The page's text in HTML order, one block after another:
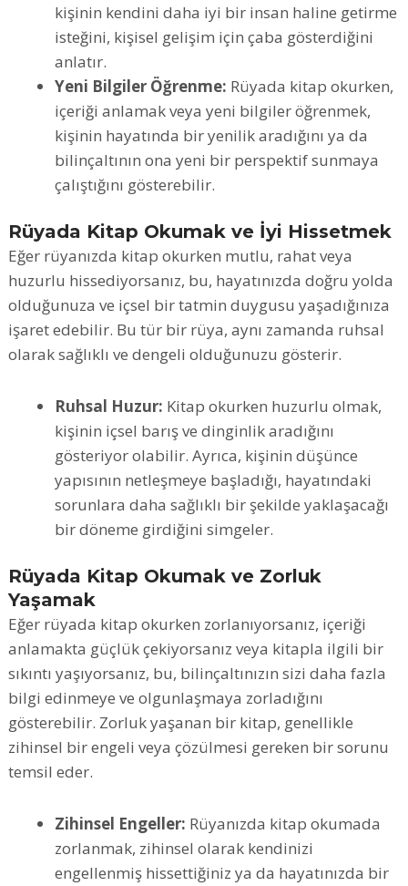
kişinin kendini daha iyi bir insan haline getirme
isteğini, kişisel gelişim için çaba gösterdiğini
anlatır.
Yeni Bilgiler Öğrenme: Rüyada kitap okurken,
içeriği anlamak veya yeni bilgiler öğrenmek,
kişinin hayatında bir yenilik aradığını ya da
bilinçaltının ona yeni bir perspektif sunmaya
çalıştığını gösterebilir.
Rüyada Kitap Okumak ve İyi Hissetmek
Eğer rüyanızda kitap okurken mutlu, rahat veya
huzurlu hissediyorsanız, bu, hayatınızda doğru yolda
olduğunuza ve içsel bir tatmin duygusu yaşadığınıza
işaret edebilir. Bu tür bir rüya, aynı zamanda ruhsal
olarak sağlıklı ve dengeli olduğunuzu gösterir.
Ruhsal Huzur: Kitap okurken huzurlu olmak,
kişinin içsel barış ve dinginlik aradığını
gösteriyor olabilir. Ayrıca, kişinin düşünce
yapısının netleşmeye başladığı, hayatındaki
sorunlara daha sağlıklı bir şekilde yaklaşacağı
bir döneme girdiğini simgeler.
Rüyada Kitap Okumak ve Zorluk
Yaşamak
Eğer rüyada kitap okurken zorlanıyorsanız, içeriği
anlamakta güçlük çekiyorsanız veya kitapla ilgili bir
sıkıntı yaşıyorsanız, bu, bilinçaltınızın sizi daha fazla
bilgi edinmeye ve olgunlaşmaya zorladığını
gösterebilir. Zorluk yaşanan bir kitap, genellikle
zihinsel bir engeli veya çözülmesi gereken bir sorunu
temsil eder.
Zihinsel Engeller: Rüyanızda kitap okumada
zorlanmak, zihinsel olarak kendinizi
engellenmiş hissettiğiniz ya da hayatınızda bir